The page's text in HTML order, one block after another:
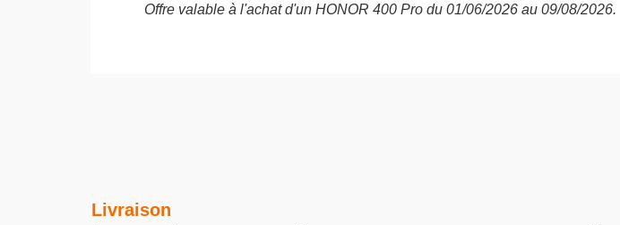
Offre valable à l'achat d'un HONOR 400 Pro du 01/06/2026 au 09/08/2026.
Livraison